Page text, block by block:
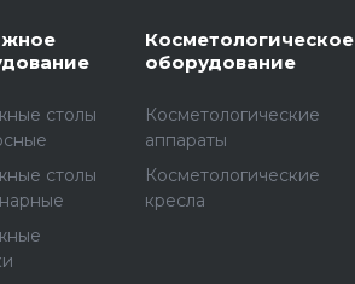
столы
столы
Косметологическое
оборудование
Косметологические
аппараты
Косметологические
кресла